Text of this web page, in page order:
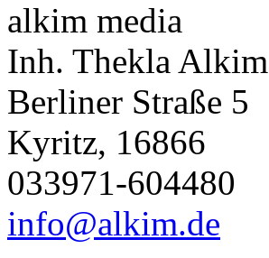
alkim media
Inh. Thekla Alkim
Berliner Straße 5
Kyritz, 16866
033971-604480
info@alkim.de